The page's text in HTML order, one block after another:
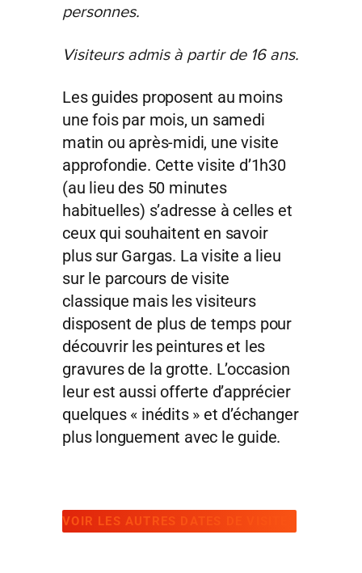
personnes.
Visiteurs admis à partir de 16 ans.
Les guides proposent au moins
une fois par mois, un samedi
matin ou après-midi, une visite
approfondie. Cette visite d’1h30
(au lieu des 50 minutes
habituelles) s’adresse à celles et
ceux qui souhaitent en savoir
plus sur Gargas. La visite a lieu
sur le parcours de visite
classique mais les visiteurs
disposent de plus de temps pour
découvrir les peintures et les
gravures de la grotte. L’occasion
leur est aussi offerte d’apprécier
quelques « inédits » et d’échanger
plus longuement avec le guide.
VOIR LES AUTRES DATES DE VISITES